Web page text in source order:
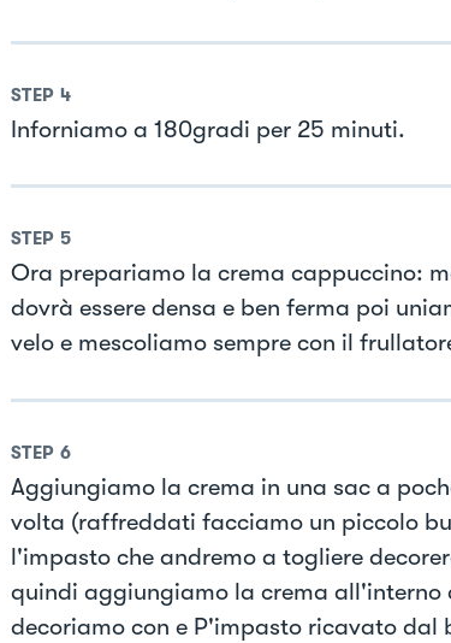
STEP 4
Inforniamo a 180gradi per 25 minuti.
STEP 5
Ora prepariamo la crema cappuccino:
dovrà essere densa e ben ferma poi
velo e mescoliamo sempre con il
STEP 6
Aggiungiamo la crema in una sac a
volta (raffreddati facciamo un piccolo
l'impasto che andremo a togliere
quindi aggiungiamo la crema all'interno
decoriamo con e P'impasto ricavato dal